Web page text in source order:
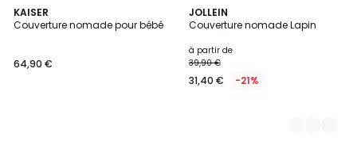
KAISER
Couverture nomade pour bébé
64,90 €
JOLLEIN
Couverture nomade Lapin
à partir de
39,90 €
31,40 € -21%
2
Couleurs